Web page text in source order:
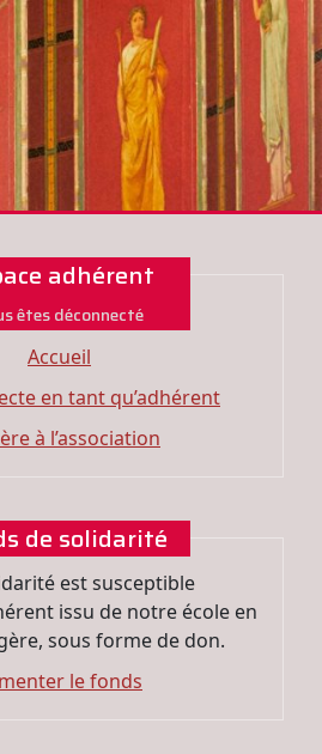
adhérent
êtes déconnecté
Accueil
en tant qu’adhérent
à l’association
de solidarité
est susceptible
issu de notre école en
sous forme de don.
le fonds